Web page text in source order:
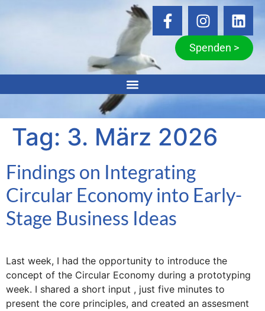
Spenden >
Tag: 3. März 2026
Findings on Integrating
Circular Economy into Early-
Stage Business Ideas
Last week, I had the opportunity to introduce the
concept of the Circular Economy during a prototyping
week. I shared a short input , just five minutes to
present the core principles, and created an assesment